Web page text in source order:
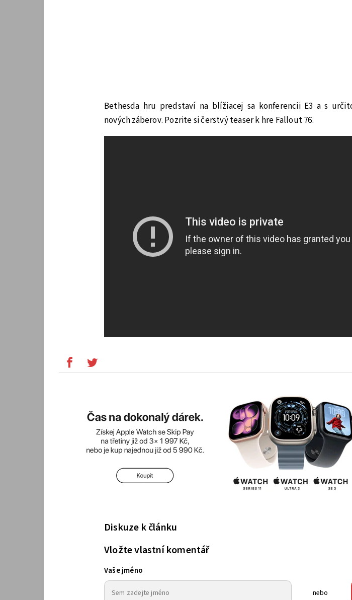
Bethesda hru predstaví na blížiacej sa konferencii E3 a s
nových záberov. Pozrite si čerstvý teaser k hre Fallout 76.
Diskuze k článku
Vložte vlastní komentář
Vaše jméno
nebo